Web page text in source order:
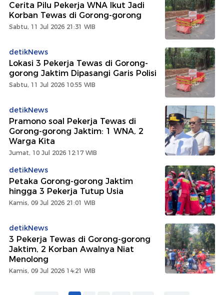
Cerita Pilu Pekerja WNA Ikut Jadi
Korban Tewas di Gorong-gorong
Sabtu, 11 Jul 2026 21:31 WIB
detikNews
Lokasi 3 Pekerja Tewas di Gorong-
gorong Jaktim Dipasangi Garis Polisi
Sabtu, 11 Jul 2026 10:55 WIB
detikNews
Pramono soal Pekerja Tewas di
Gorong-gorong Jaktim: 1 WNA, 2
Warga Kita
Jumat, 10 Jul 2026 12:17 WIB
detikNews
⁠Petaka Gorong-gorong Jaktim
hingga 3 Pekerja Tutup Usia
Kamis, 09 Jul 2026 21:01 WIB
detikNews
3 Pekerja Tewas di Gorong-gorong
Jaktim, 2 Korban Awalnya Niat
Menolong
Kamis, 09 Jul 2026 14:21 WIB